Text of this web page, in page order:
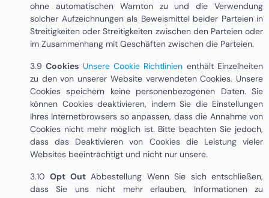
ohne automatischen Warnton zu und die Verwendung
solcher Aufzeichnungen als Beweismittel beider Parteien in
Streitigkeiten oder Streitigkeiten zwischen den Parteien oder
im Zusammenhang mit Geschäften zwischen die Parteien.
3.9Cookies Unsere Cookie Richtlinien enthält Einzelheiten
zu den von unserer Website verwendeten Cookies. Unsere
Cookies speichern keine personenbezogenen Daten. Sie
können Cookies deaktivieren, indem Sie die Einstellungen
Ihres Internetbrowsers so anpassen, dass die Annahme von
Cookies nicht mehr möglich ist. Bitte beachten Sie jedoch,
dass das Deaktivieren von Cookies die Leistung vieler
Websites beeinträchtigt und nicht nur unsere.
3.10Opt OutAbbestellung Wenn Sie sich entschließen,
dass Sie uns nicht mehr erlauben, Informationen zu